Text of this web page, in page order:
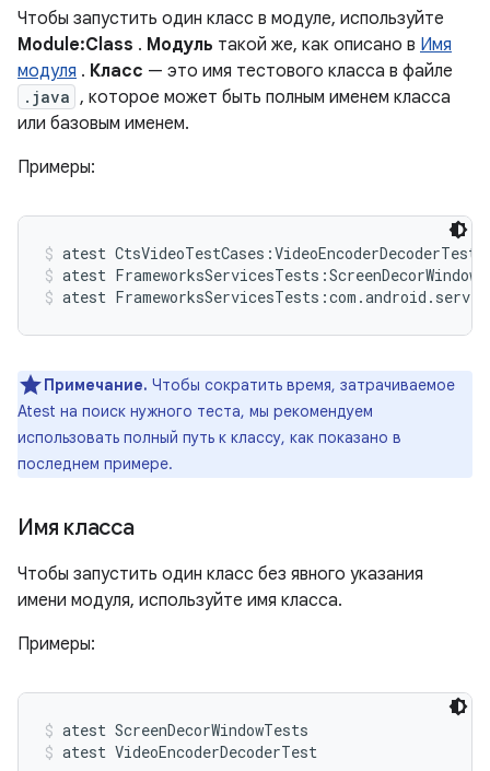
Чтобы запустить один класс в модуле, используйте
Module:Class . Модуль такой же, как описано в Имя
модуля . Класс — это имя тестового класса в файле
.java , которое может быть полным именем класса
или базовым именем.
Примеры:
atest CtsVideoTestCases:VideoEncoderDecoderTest
atest
atest
Примечание. Чтобы сократить время, затрачиваемое
Atest на поиск нужного теста, мы рекомендуем
использовать полный путь к классу, как показано в
последнем примере.
Имя класса
Чтобы запустить один класс без явного указания
имени модуля, используйте имя класса.
Примеры:
atest ScreenDecorWindowTests
atest VideoEncoderDecoderTest